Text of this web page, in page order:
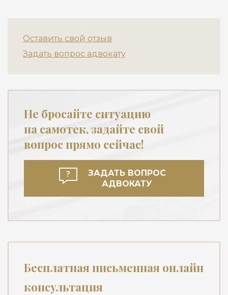
Оставить свой отзыв
Задать вопрос адвокату
Не бросайте ситуацию
на самотек, задайте свой
вопрос прямо сейчас!
ЗАДАТЬ ВОПРОС
АДВОКАТУ
Бесплатная письменная онлайн
консультация